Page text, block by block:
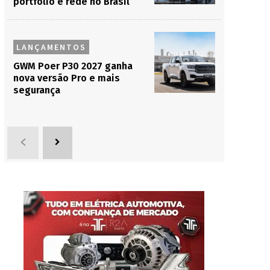
LANÇAMENTOS
GWM Poer P30 2027 ganha
nova versão Pro e mais
segurança